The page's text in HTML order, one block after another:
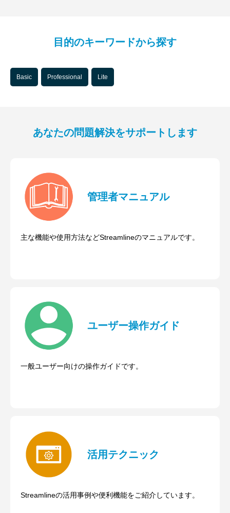
目的のキーワードから探す
Basic Professional Lite
あなたの問題解決をサポートします
管理者マニュアル
主な機能や使用方法などStreamlineのマニュアルです。
ユーザー操作ガイド
一般ユーザー向けの操作ガイドです。
活用テクニック
Streamlineの活用事例や便利機能をご紹介しています。